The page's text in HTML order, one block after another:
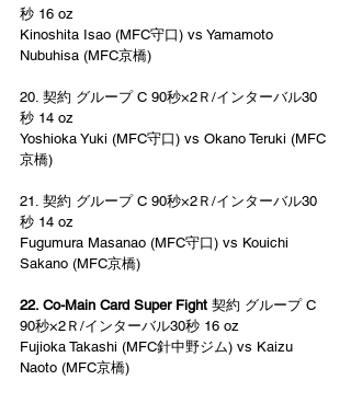
秒 16 oz
Kinoshita Isao (MFC守口) vs Yamamoto
Nubuhisa (MFC京橋)
20. 契約 グループ C 90秒×2Ｒ/インターバル30
秒 14 oz
Yoshioka Yuki (MFC守口) vs Okano Teruki (MFC
京橋)
21. 契約 グループ C 90秒×2Ｒ/インターバル30
秒 14 oz
Fugumura Masanao (MFC守口) vs Kouichi
Sakano (MFC京橋)
22. Co-Main Card Super Fight 契約 グループ C
90秒×2Ｒ/インターバル30秒 16 oz
Fujioka Takashi (MFC針中野ジム) vs Kaizu
Naoto (MFC京橋)